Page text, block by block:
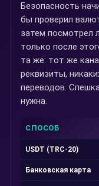
Безопасность
бы проверил
затем посмотрел
только после
та же: тот же
реквизиты,
переводов.
нужна.
СПОСОБ
USDT (TRC-20)
Банковская карта